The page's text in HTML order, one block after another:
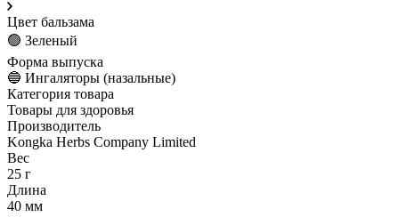
Цвет бальзама
🟢 Зеленый
Форма выпуска
🔵 Ингаляторы (назальные)
Категория товара
Товары для здоровья
Производитель
Kongka Herbs Company Limited
Вес
25 г
Длина
40 мм